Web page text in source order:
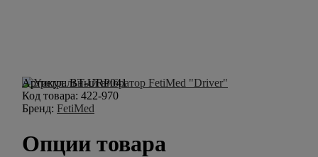
Артикул:BT-URP041
Код товара: 422-970
Бренд: FetiMed
Опции товара